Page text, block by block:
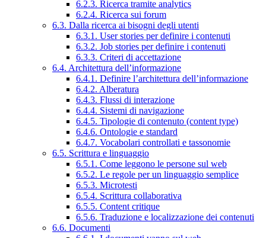
6.2.3. Ricerca tramite analytics
6.2.4. Ricerca sui forum
6.3. Dalla ricerca ai bisogni degli utenti
6.3.1. User stories per definire i contenuti
6.3.2. Job stories per definire i contenuti
6.3.3. Criteri di accettazione
6.4. Architettura dell’informazione
6.4.1. Definire l’architettura dell’informazione
6.4.2. Alberatura
6.4.3. Flussi di interazione
6.4.4. Sistemi di navigazione
6.4.5. Tipologie di contenuto (content type)
6.4.6. Ontologie e standard
6.4.7. Vocabolari controllati e tassonomie
6.5. Scrittura e linguaggio
6.5.1. Come leggono le persone sul web
6.5.2. Le regole per un linguaggio semplice
6.5.3. Microtesti
6.5.4. Scrittura collaborativa
6.5.5. Content critique
6.5.6. Traduzione e localizzazione dei contenuti
6.6. Documenti